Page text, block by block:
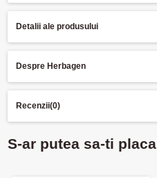
Detalii ale produsului
Despre Herbagen
Recenzii(0)
S-ar putea sa-ti placa